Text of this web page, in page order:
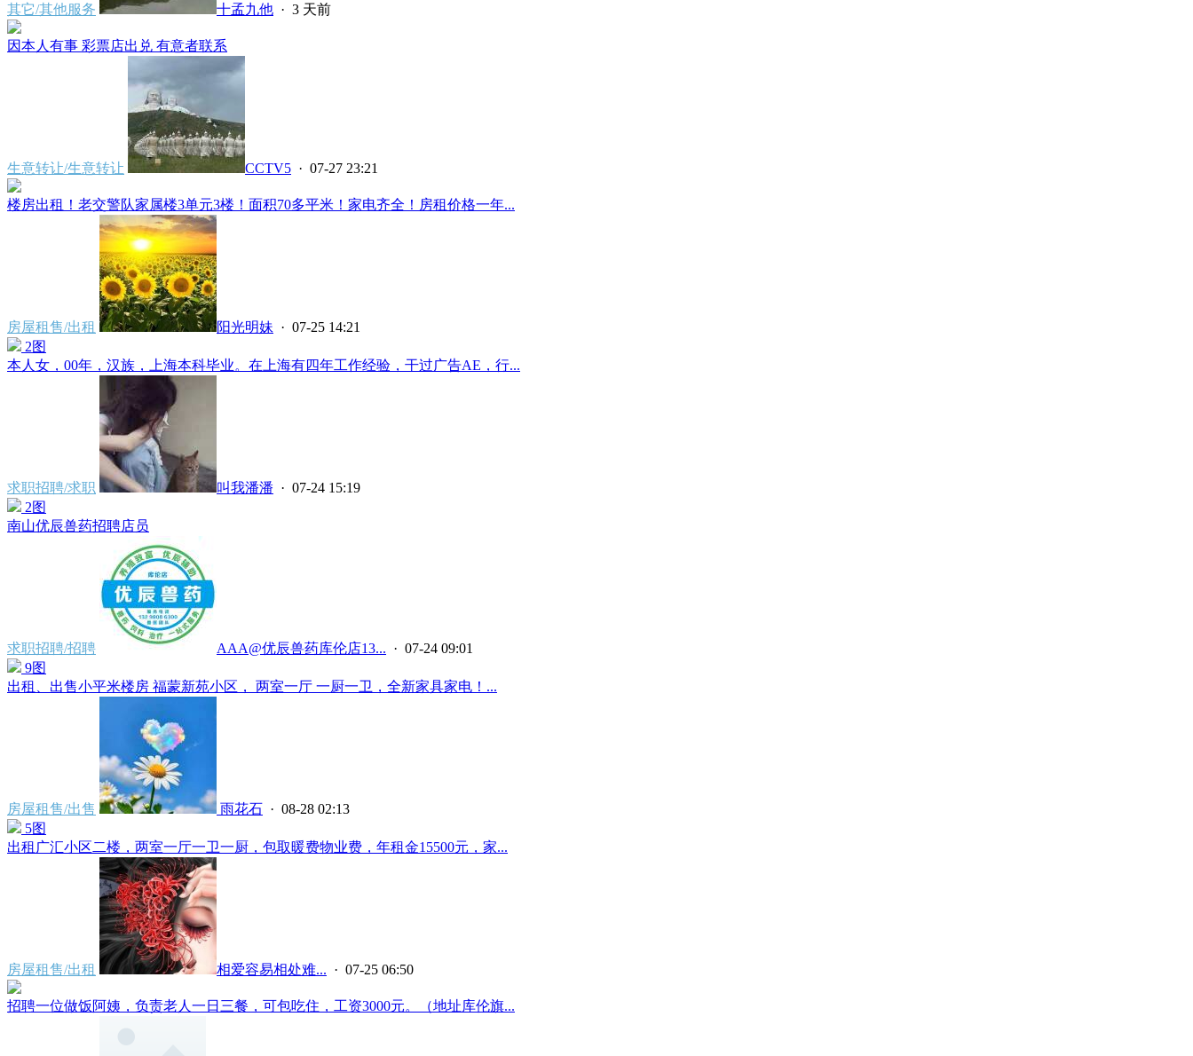
其它/其他服务 十孟九他 · 3 天前
因本人有事 彩票店出兑 有意者联系
生意转让/生意转让 CCTV5 · 07-27 23:21
楼房出租！老交警队家属楼3单元3楼！面积70多平米！家电齐全！房租价格一年...
房屋租售/出租 阳光明妹 · 07-25 14:21
2图
本人女，00年，汉族，上海本科毕业。在上海有四年工作经验，干过广告AE，行...
求职招聘/求职 叫我潘潘 · 07-24 15:19
2图
南山优辰兽药招聘店员
求职招聘/招聘 AAA@优辰兽药库伦店13... · 07-24 09:01
9图
出租、出售小平米楼房 福蒙新苑小区， 两室一厅 一厨一卫，全新家具家电！...
房屋租售/出售 雨花石 · 08-28 02:13
5图
出租广汇小区二楼，两室一厅一卫一厨，包取暖费物业费，年租金15500元，家...
房屋租售/出租 相爱容易相处难... · 07-25 06:50
招聘一位做饭阿姨，负责老人一日三餐，可包吃住，工资3000元。（地址库伦旗...